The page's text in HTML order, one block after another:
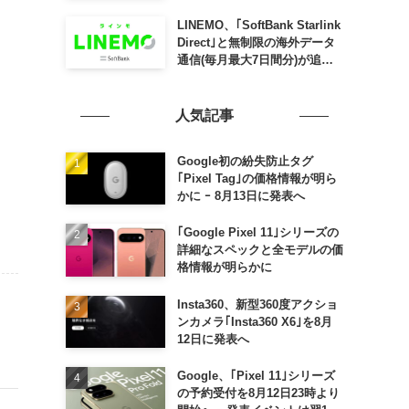
発売
LINEMO、｢SoftBank Starlink
Direct｣と無制限の海外データ
通信(毎月最大7日間分)が追加
人気記事
Google初の紛失防止タグ
｢Pixel Tag｣の価格情報が明ら
かに ｰ 8月13日に発表へ
｢Google Pixel 11｣シリーズの
詳細なスペックと全モデルの価
格情報が明らかに
Insta360、新型360度アクショ
ンカメラ｢Insta360 X6｣を8月
12日に発表へ
Google、｢Pixel 11｣シリーズ
の予約受付を8月12日23時より